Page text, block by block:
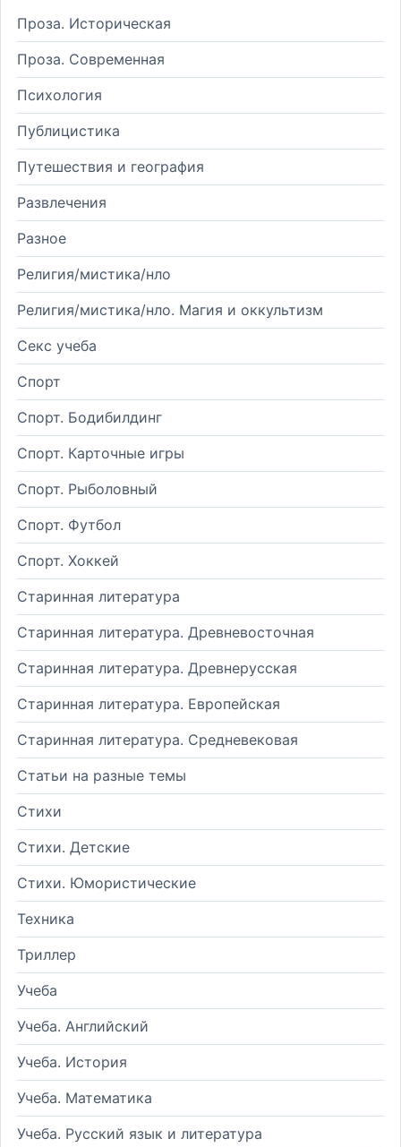
Проза. Историческая
Проза. Современная
Психология
Публицистика
Путешествия и география
Развлечения
Разное
Религия/мистика/нло
Религия/мистика/нло. Магия и оккультизм
Секс учеба
Спорт
Спорт. Бодибилдинг
Спорт. Карточные игры
Спорт. Рыболовный
Спорт. Футбол
Спорт. Хоккей
Старинная литература
Старинная литература. Древневосточная
Старинная литература. Древнерусская
Старинная литература. Европейская
Старинная литература. Средневековая
Статьи на разные темы
Стихи
Стихи. Детские
Стихи. Юмористические
Техника
Триллер
Учеба
Учеба. Английский
Учеба. История
Учеба. Математика
Учеба. Русский язык и литература